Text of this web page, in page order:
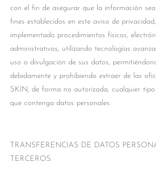
con el fin de asegurar que la información
fines establecidos en este aviso de
implementado procedimientos físicos,
administrativos, utilizando tecnologías
uso o divulgación de sus datos,
debidamente y prohibiendo extraer de las
SKIN, de forma no autorizada, cualquier
que contenga datos personales.
TRANSFERENCIAS DE DATOS
TERCEROS.